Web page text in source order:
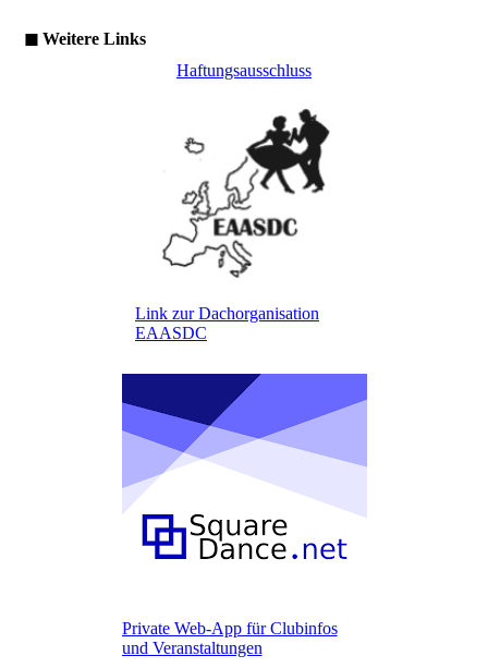
◼ Weitere Links
Haftungsausschluss
Link zur Dachorganisation
EAASDC
Private Web-App für Clubinfos
und Veranstaltungen